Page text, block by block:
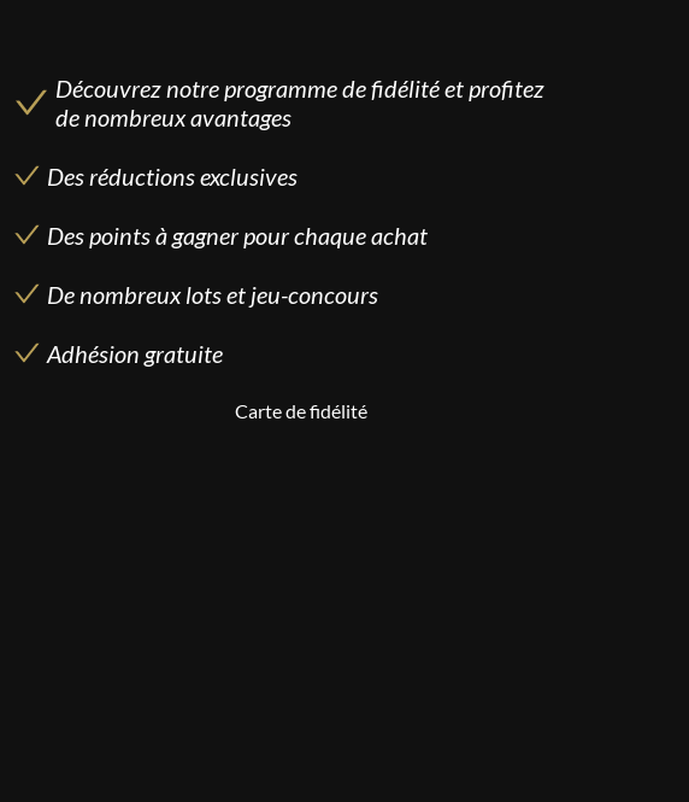
Découvrez notre programme de fidélité et profitez
de nombreux avantages
Des réductions exclusives
Des points à gagner pour chaque achat
De nombreux lots et jeu-concours
Adhésion gratuite